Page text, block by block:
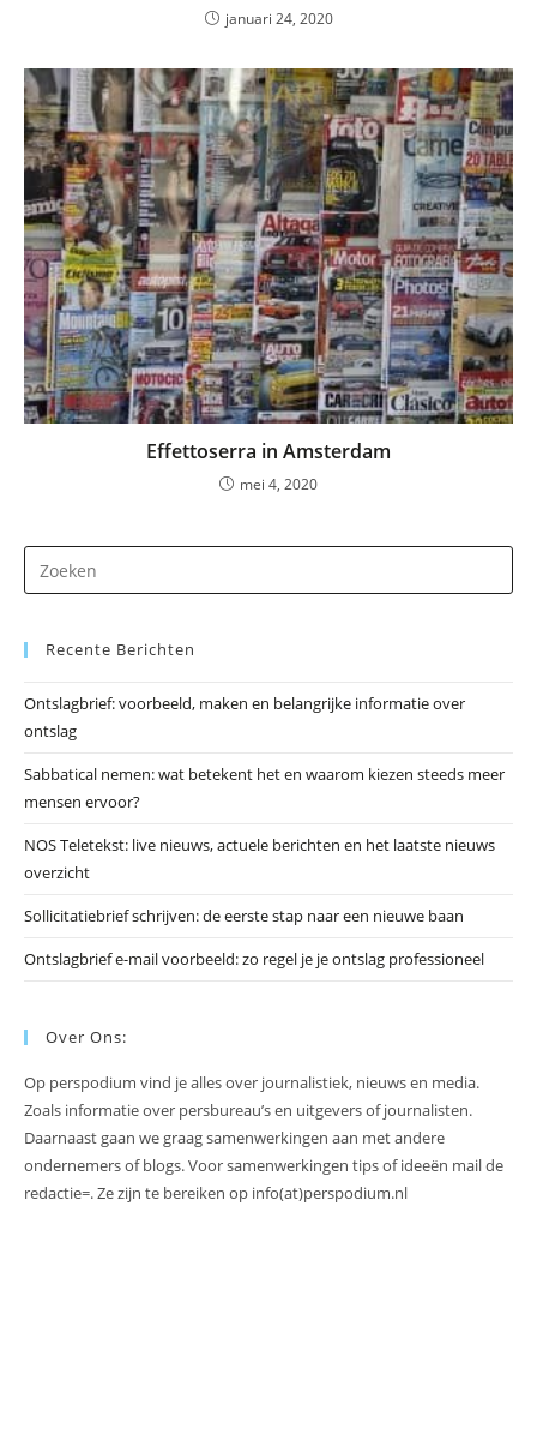
januari 24, 2020
Effettoserra in Amsterdam
mei 4, 2020
op
Recente Berichten
Ontslagbrief: voorbeeld, maken en belangrijke informatie over
ontslag
Sabbatical nemen: wat betekent het en waarom kiezen steeds meer
mensen ervoor?
NOS Teletekst: live nieuws, actuele berichten en het laatste nieuws
overzicht
Sollicitatiebrief schrijven: de eerste stap naar een nieuwe baan
Ontslagbrief e-mail voorbeeld: zo regel je je ontslag professioneel
Over Ons:
Op perspodium vind je alles over journalistiek, nieuws en media.
Zoals informatie over persbureau’s en uitgevers of journalisten.
Daarnaast gaan we graag samenwerkingen aan met andere
ondernemers of blogs. Voor samenwerkingen tips of ideeën mail de
redactie=. Ze zijn te bereiken op info(at)perspodium.nl